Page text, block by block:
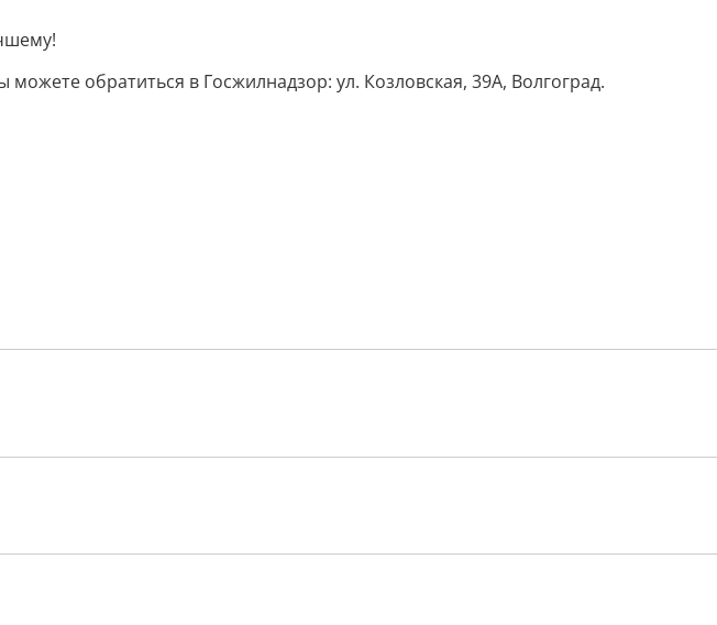
обратиться в Госжилнадзор: ул. Козловская, 39А, Волгоград.